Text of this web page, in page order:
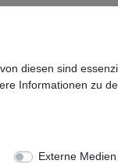
diesen sind
Informationen zu
Externe Medien